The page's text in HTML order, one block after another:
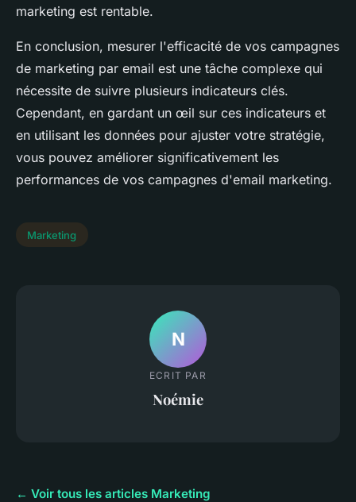
marketing est rentable.
En conclusion, mesurer l'efficacité de vos campagnes
de marketing par email est une tâche complexe qui
nécessite de suivre plusieurs indicateurs clés.
Cependant, en gardant un œil sur ces indicateurs et
en utilisant les données pour ajuster votre stratégie,
vous pouvez améliorer significativement les
performances de vos campagnes d'email marketing.
Marketing
N
ECRIT PAR
Noémie
← Voir tous les articles Marketing